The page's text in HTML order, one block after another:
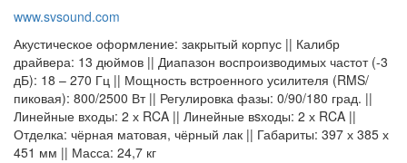
www.svsound.com
Акустическое оформление: закрытый корпус || Калибр
драйвера: 13 дюймов || Диапазон воспроизводимых частот (-3
дБ): 18 – 270 Гц || Мощность встроенного усилителя (RMS/
пиковая): 800/2500 Вт || Регулировка фазы: 0/90/180 град. ||
Линейные входы: 2 х RCA || Линейные вsходы: 2 х RCA ||
Отделка: чёрная матовая, чёрный лак || Габариты: 397 х 385 х
451 мм || Масса: 24,7 кг